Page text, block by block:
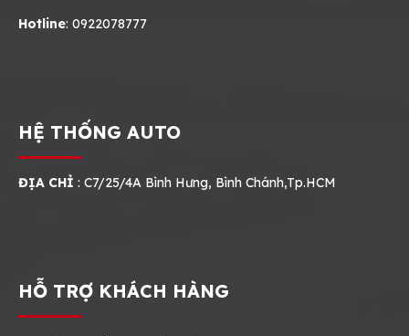
Hotline: 0922078777
HỆ THỐNG AUTO
ĐỊA CHỈ : C7/25/4A Bình Hưng, Bình Chánh,Tp.HCM
HỖ TRỢ KHÁCH HÀNG